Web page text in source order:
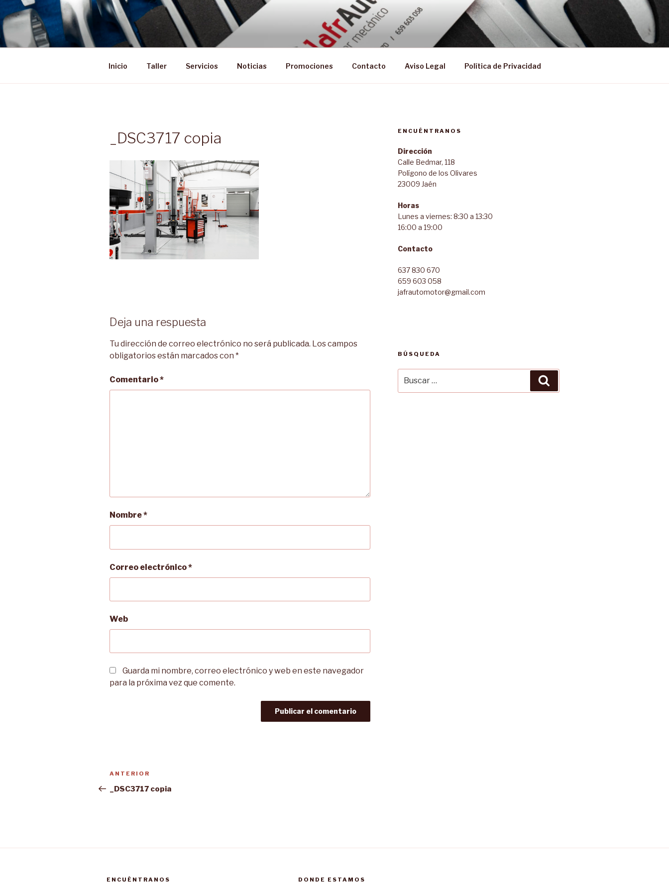
Saltar
al
contenido
Inicio Taller Servicios Noticias Promociones Contacto Aviso Legal Política de Privacidad
_DSC3717 copia
Deja una respuesta
Tu dirección de correo electrónico no será publicada. Los campos
obligatorios están marcados con *
Comentario*
Nombre*
Correo electrónico*
Web
Guarda mi nombre, correo electrónico y web en este navegador
para la próxima vez que comente.
Navegación
de
Entrada
anterior:
ANTERIOR
_DSC3717 copia
ENCUÉNTRANOS
Dirección
Calle Bedmar, 118
Polígono de los Olivares
23009 Jaén
Horas
Lunes a viernes: 8:30 a 13:30
16:00 a 19:00
Contacto
637 830 670
659 603 058
jafrautomotor@gmail.com
BÚSQUEDA
por:
ENCUÉNTRANOS DONDE ESTAMOS